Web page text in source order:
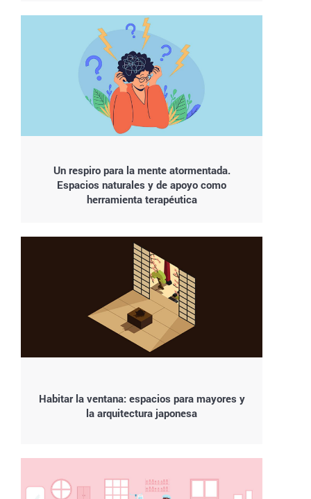
Un respiro para la mente atormentada.
Espacios naturales y de apoyo como
herramienta terapéutica
Habitar la ventana: espacios para mayores y
la arquitectura japonesa